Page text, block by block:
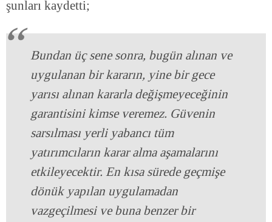
şunları kaydetti;
Bundan üç sene sonra, bugün alınan ve
uygulanan bir kararın, yine bir gece
yarısı alınan kararla değişmeyeceğinin
garantisini kimse veremez. Güvenin
sarsılması yerli yabancı tüm
yatırımcıların karar alma aşamalarını
etkileyecektir. En kısa sürede geçmişe
dönük yapılan uygulamadan
vazgeçilmesi ve buna benzer bir